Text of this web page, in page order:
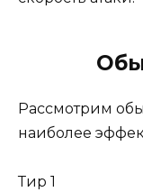
Рассмотрим
наиболее
Тир 1